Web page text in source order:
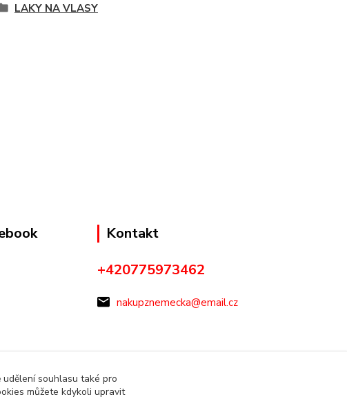
LAKY NA VLASY
Kontakt
+420775973462
nakupznemecka@email.cz
souhlasu také pro
můžete kdykoli upravit